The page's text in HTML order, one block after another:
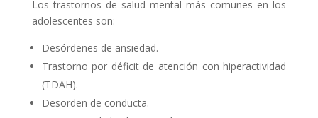
Los trastornos de salud mental más comunes en los
adolescentes son:
Desórdenes de ansiedad.
Trastorno por déficit de atención con hiperactividad
(TDAH).
Desorden de conducta.